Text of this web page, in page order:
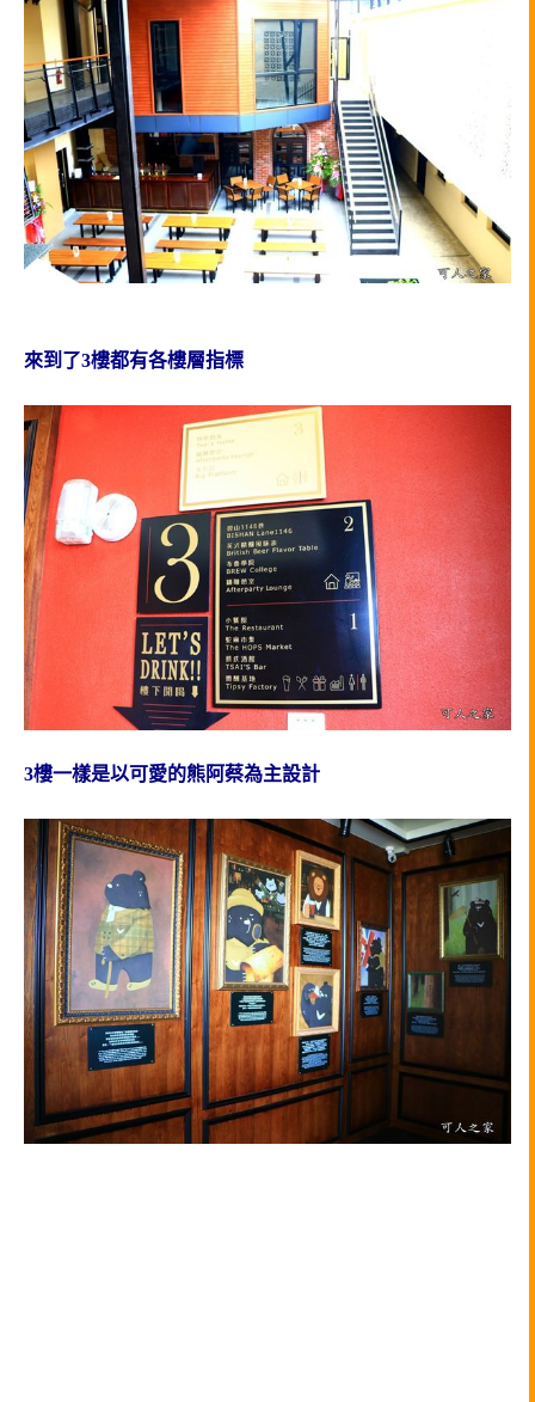
來到了3樓都有各樓層指標
3樓一樣是以可愛的熊阿蔡為主設計